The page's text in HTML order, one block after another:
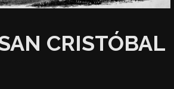
CRISTÓBAL